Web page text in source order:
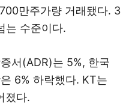
만주가량 거래됐다. 3
는 수준이다.
서(ADR)는 5%, 한국
6% 하락했다. KT는
졌다.